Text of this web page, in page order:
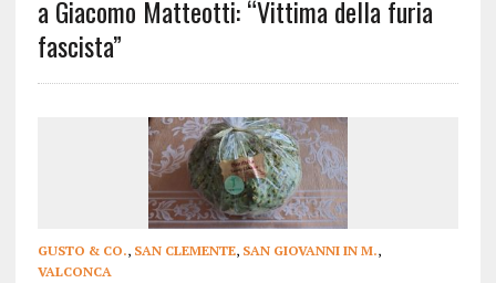
a Giacomo Matteotti: “Vittima della furia
fascista”
GUSTO & CO., SAN CLEMENTE, SAN GIOVANNI IN M.,
VALCONCA